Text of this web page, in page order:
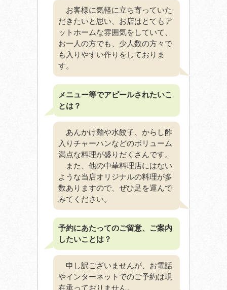
お客様に気軽に立ち寄っていた
だきたいと思い、お店はとてもア
ットホームな雰囲気をしていて、
お一人の方でも、少人数の方々で
も入りやすい作りをしておりま
す。
メニュー等でアピールされたいこ
とは？
あんかけ麺や水餃子、からし酢
入りチャーハンなどのボリューム
満点な料理が盛りだくさんです。
また、他の中華料理店にはない
ような当店オリジナルの料理が多
数ありますので、ぜひ足を運んで
みてください。
予約にあたってのご留意、ご案内
したいことは？
申し訳ございませんが、お電話
やインターネットでのご予約は現
在承っておりません。